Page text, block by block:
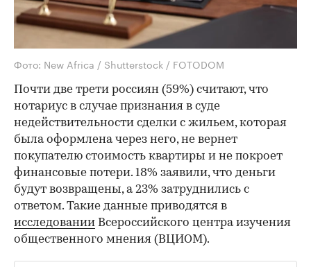
Фото: New Africa / Shutterstock / FOTODOM
Почти две трети россиян (59%) считают, что
нотариус в случае признания в суде
недействительности сделки с жильем, которая
была оформлена через него, не вернет
покупателю стоимость квартиры и не покроет
финансовые потери. 18% заявили, что деньги
будут возвращены, а 23% затруднились с
ответом. Такие данные приводятся в
исследовании Всероссийского центра изучения
общественного мнения (ВЦИОМ).